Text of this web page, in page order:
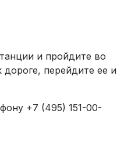
и пройдите во
дороге, перейдите ее и
+7 (495) 151-00-